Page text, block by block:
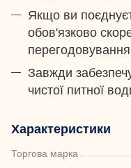
Якщо ви
обов'язково
Завжди
чистої питної
Характеристики
Торгова марка